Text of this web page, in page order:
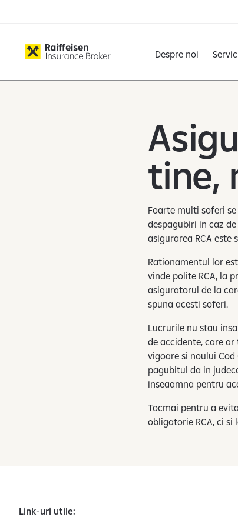
Despre noi
tine,
Foarte multi soferi
despagubiri in caz
asigurarea RCA este
Rationamentul lor
vinde polite RCA, la
asiguratorul de la
spuna acesti soferi.
Lucrurile nu stau
de accidente, care
vigoare si noului
pagubitul da in
inseaamna pentru
Tocmai pentru a
obligatorie RCA, ci
Link-uri utile: